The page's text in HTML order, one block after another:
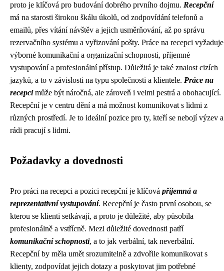
proto je klíčová pro budování dobrého prvního dojmu. Recepční
má na starosti širokou škálu úkolů, od zodpovídání telefonů a
emailů, přes vítání návštěv a jejich usměrňování, až po správu
rezervačního systému a vyřizování pošty. Práce na recepci vyžaduje
výborné komunikační a organizační schopnosti, příjemné
vystupování a profesionální přístup. Důležitá je také znalost cizích
jazyků, a to v závislosti na typu společnosti a klientele. Práce na
recepcimůže být náročná, ale zároveň i velmi pestrá a obohacující.
Recepční je v centru dění a má možnost komunikovat s lidmi z
různých prostředí. Je to ideální pozice pro ty, kteří se nebojí výzev a
rádi pracují s lidmi.
Požadavky a dovednosti
Pro práci na recepci a pozici recepční je klíčová příjemná a
reprezentativní vystupování. Recepční je často první osobou, se
kterou se klienti setkávají, a proto je důležité, aby působila
profesionálně a vstřícně. Mezi důležité dovednosti patří
komunikační schopnosti, a to jak verbální, tak neverbální.
Recepční by měla umět srozumitelně a zdvořile komunikovat s
klienty, zodpovídat jejich dotazy a poskytovat jim potřebné